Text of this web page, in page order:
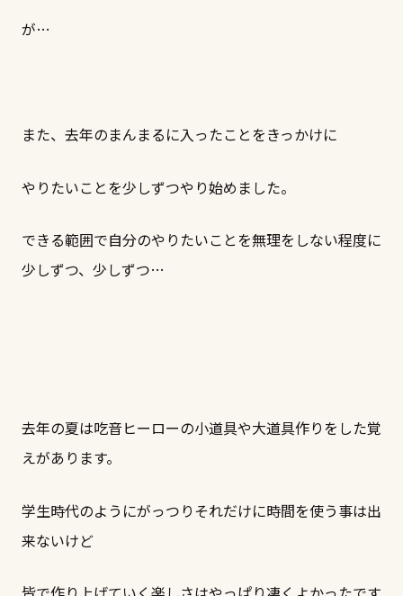
が…
また、去年のまんまるに入ったことをきっかけに
やりたいことを少しずつやり始めました。
できる範囲で自分のやりたいことを無理をしない程度に
少しずつ、少しずつ…
去年の夏は吃音ヒーローの小道具や大道具作りをした覚
えがあります。
学生時代のようにがっつりそれだけに時間を使う事は出
来ないけど